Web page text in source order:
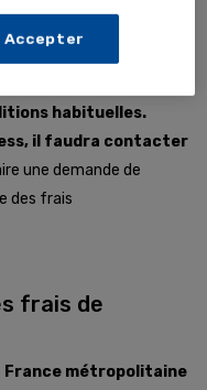
sont
habituelles.
il faudra contacter
une demande de
des frais
frais de
France métropolitaine
Accepter